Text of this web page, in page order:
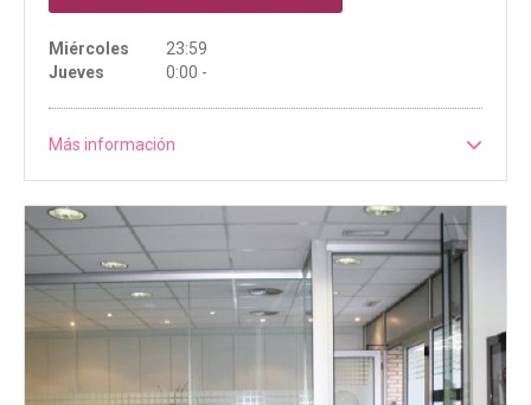
Miércoles
23:59
Jueves
0:00 -
Más información